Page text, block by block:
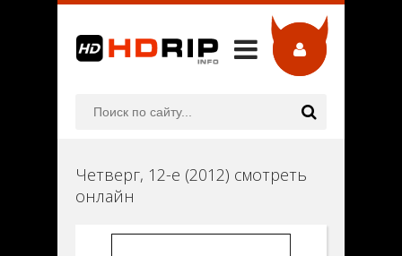
Четверг, 12-е (2012) смотреть
онлайн